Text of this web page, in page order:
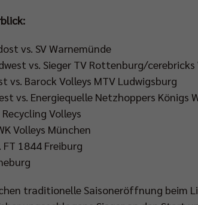
vs. SV Warnemünde
vs. Sieger TV Rottenburg/
vs. Barock Volleys MTV Ludwigsburg
vs. Energiequelle Netzhoppers Königs
Volleys
Volleys München
FT 1844 Freiburg
traditionelle Saisoneröffnung beim